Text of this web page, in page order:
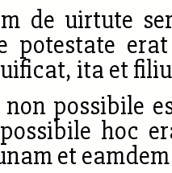
de uirtute
potestate
ita et
non possibile
hoc
et